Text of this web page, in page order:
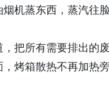
机蒸东西，蒸汽往
把所有需要排出的
，烤箱散热不再加